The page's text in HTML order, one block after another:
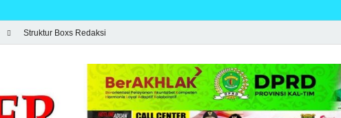
Struktur Boxs Redaksi